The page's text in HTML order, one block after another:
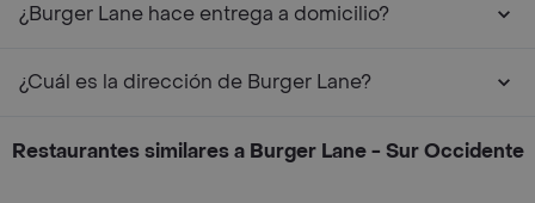
¿Burger Lane hace entrega a domicilio?
¿Cuál es la dirección de Burger Lane?
Restaurantes similares a Burger Lane - Sur Occidente